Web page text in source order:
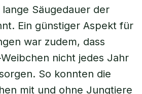
Säugedauer der
Ein günstiger Aspekt für
war zudem, dass
nicht jedes Jahr
So konnten die
mit und ohne Jungtiere